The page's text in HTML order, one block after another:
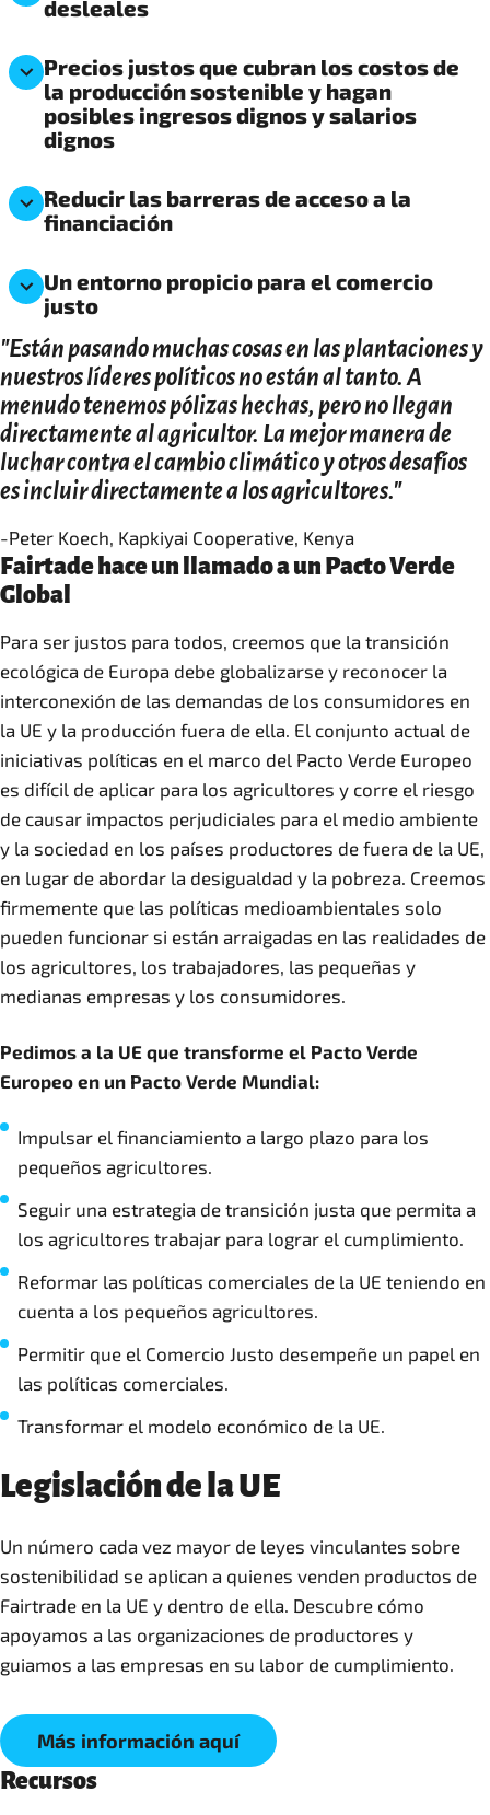
desleales
Precios justos que cubran los costos de
la producción sostenible y hagan
posibles ingresos dignos y salarios
dignos
Reducir las barreras de acceso a la
financiación
Un entorno propicio para el comercio
justo
"Están pasando muchas cosas en las plantaciones y
nuestros líderes políticos no están al tanto. A
menudo tenemos pólizas hechas, pero no llegan
directamente al agricultor. La mejor manera de
luchar contra el cambio climático y otros desafíos
es incluir directamente a los agricultores."
-Peter Koech, Kapkiyai Cooperative, Kenya
Fairtade hace un llamado a un Pacto Verde
Global
Para ser justos para todos, creemos que la transición
ecológica de Europa debe globalizarse y reconocer la
interconexión de las demandas de los consumidores en
la UE y la producción fuera de ella. El conjunto actual de
iniciativas políticas en el marco del Pacto Verde Europeo
es difícil de aplicar para los agricultores y corre el riesgo
de causar impactos perjudiciales para el medio ambiente
y la sociedad en los países productores de fuera de la UE,
en lugar de abordar la desigualdad y la pobreza. Creemos
firmemente que las políticas medioambientales solo
pueden funcionar si están arraigadas en las realidades de
los agricultores, los trabajadores, las pequeñas y
medianas empresas y los consumidores.
Pedimos a la UE que transforme el Pacto Verde
Europeo en un Pacto Verde Mundial:
Impulsar el financiamiento a largo plazo para los
pequeños agricultores.
Seguir una estrategia de transición justa que permita a
los agricultores trabajar para lograr el cumplimiento.
Reformar las políticas comerciales de la UE teniendo en
cuenta a los pequeños agricultores.
Permitir que el Comercio Justo desempeñe un papel en
las políticas comerciales.
Transformar el modelo económico de la UE.
Legislación de la UE
Un número cada vez mayor de leyes vinculantes sobre
sostenibilidad se aplican a quienes venden productos de
Fairtrade en la UE y dentro de ella. Descubre cómo
apoyamos a las organizaciones de productores y
Más información aquí
Recursos